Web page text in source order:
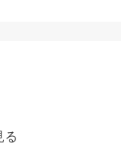
る